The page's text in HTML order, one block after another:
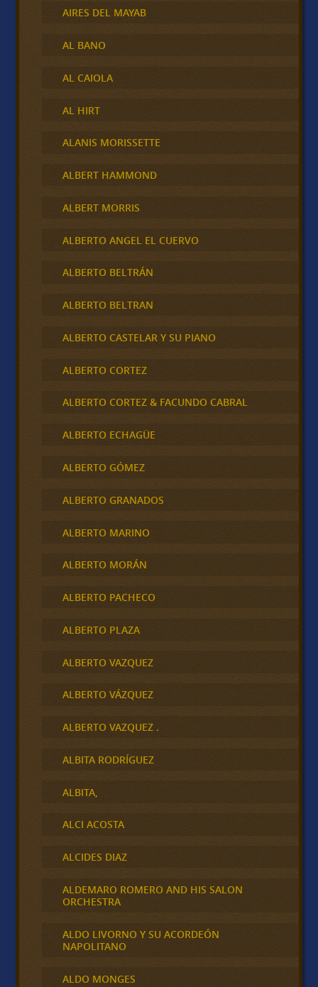
AIRES DEL MAYAB
AL BANO
AL CAIOLA
AL HIRT
ALANIS MORISSETTE
ALBERT HAMMOND
ALBERT MORRIS
ALBERTO ANGEL EL CUERVO
ALBERTO BELTRÁN
ALBERTO BELTRAN
ALBERTO CASTELAR Y SU PIANO
ALBERTO CORTEZ
ALBERTO CORTEZ & FACUNDO CABRAL
ALBERTO ECHAGÜE
ALBERTO GÓMEZ
ALBERTO GRANADOS
ALBERTO MARINO
ALBERTO MORÁN
ALBERTO PACHECO
ALBERTO PLAZA
ALBERTO VAZQUEZ
ALBERTO VÁZQUEZ
ALBERTO VAZQUEZ .
ALBITA RODRÍGUEZ
ALBITA,
ALCI ACOSTA
ALCIDES DIAZ
ALDEMARO ROMERO AND HIS SALON
ORCHESTRA
ALDO LIVORNO Y SU ACORDEÓN
NAPOLITANO
ALDO MONGES